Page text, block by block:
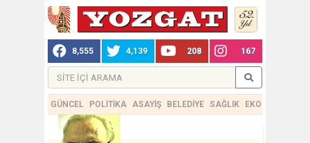
8,555 4,139 208 167
GÜNCEL POLİTİKA ASAYİŞ BELEDİYE SAĞLIK EKONOMİ